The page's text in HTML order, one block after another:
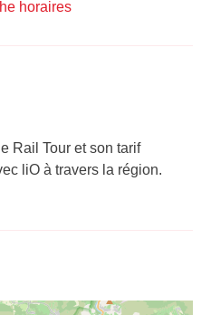
horaires
Rail Tour et son tarif
liO à travers la région.